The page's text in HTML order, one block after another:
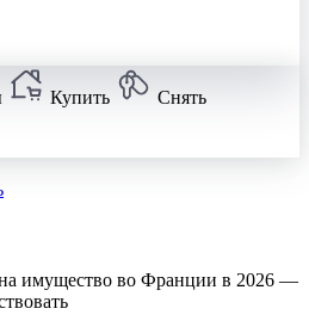
Купить Снять
имущество во Франции в 2026 —